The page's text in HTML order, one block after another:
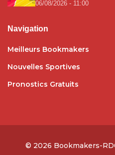
06/08/2026 - 11:00
Navigation
Meilleurs Bookmakers
Nouvelles Sportives
Pronostics Gratuits
© 2026 Bookmakers-